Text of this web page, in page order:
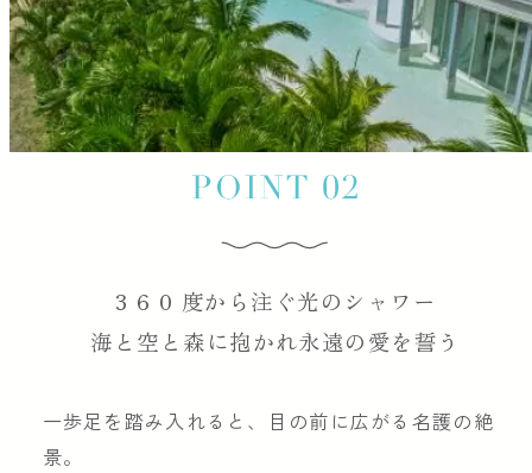
3 6 0 度から注ぐ光のシャワー
海と空と森に抱かれ永遠の愛を誓う
一歩足を踏み入れると、目の前に広がる名護の絶
景。